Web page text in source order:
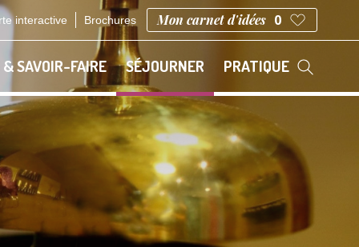
interactive Brochures Mon carnet d'idées 0
& SAVOIR-FAIRE SÉJOURNER PRATIQUE